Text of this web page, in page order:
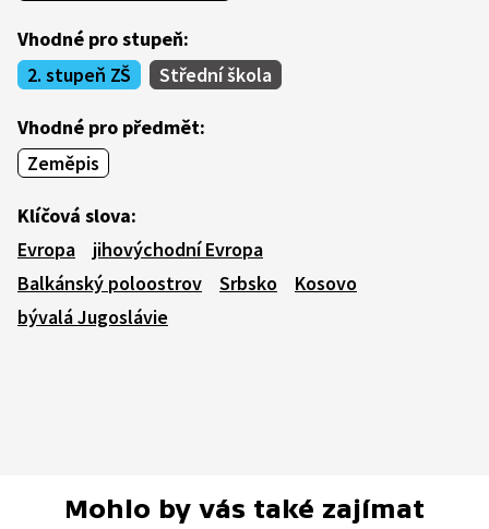
Vhodné pro stupeň:
2. stupeň ZŠ
Střední škola
Vhodné pro předmět:
Zeměpis
Klíčová slova:
Evropa
jihovýchodní Evropa
Balkánský poloostrov
Srbsko
Kosovo
bývalá Jugoslávie
Mohlo by vás také zajímat